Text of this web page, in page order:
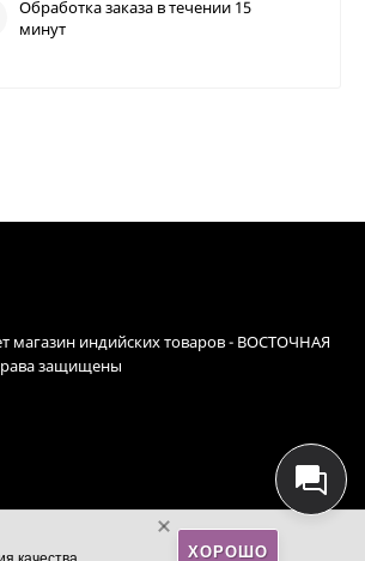
ХОРОШО
Обработка заказа в течении 15
минут
магазин индийских товаров - ВОСТОЧНАЯ
защищены